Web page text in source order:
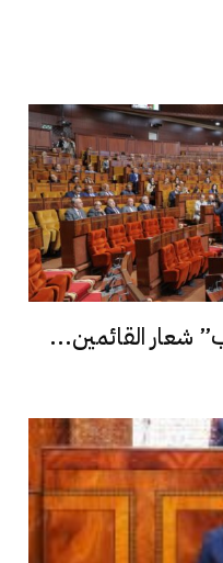
شعار القائمين...